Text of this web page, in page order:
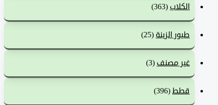
الكلاب(363)
طيور الزينة(25)
غير مصنف(3)
قطط (396)